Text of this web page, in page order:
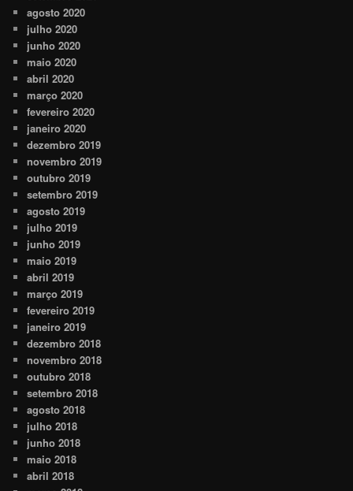
agosto 2020
julho 2020
junho 2020
maio 2020
abril 2020
março 2020
fevereiro 2020
janeiro 2020
dezembro 2019
novembro 2019
outubro 2019
setembro 2019
agosto 2019
julho 2019
junho 2019
maio 2019
abril 2019
março 2019
fevereiro 2019
janeiro 2019
dezembro 2018
novembro 2018
outubro 2018
setembro 2018
agosto 2018
julho 2018
junho 2018
maio 2018
abril 2018